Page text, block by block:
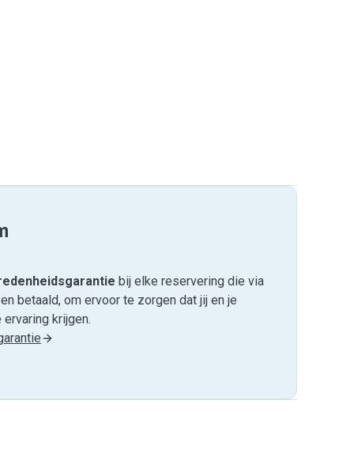
bij elke reservering die via
betaald, om ervoor te zorgen dat jij en je
krijgen.